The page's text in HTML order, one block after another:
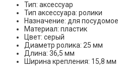
Тип: аксессуар
Тип аксессуара: ролики
Назначение: для
Материал: пластик
Цвет: серый
Диаметр ролика: 25 мм
Длина: 36,5 мм
Ширина крепления: 15,8 мм